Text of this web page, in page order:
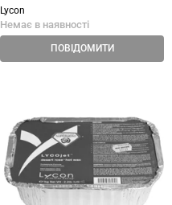
Lycon
Немає в наявності
ПОВІДОМИТИ